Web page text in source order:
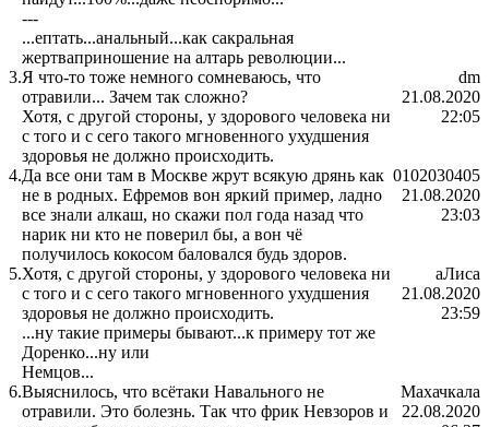
---
...ептать...анальный...как сакральная
жертваприношение на алтарь революции...
3.Я что-то тоже немного сомневаюсь, что
отравили... Зачем так сложно?
Хотя, с другой стороны, у здорового человека ни
с того и с сего такого мгновенного ухудшения
здоровья не должно происходить.
dm
21.08.2020
22:05
4.Да все они там в Москве жрут всякую дрянь как
не в родных. Ефремов вон яркий пример, ладно
все знали алкаш, но скажи пол года назад что
нарик ни кто не поверил бы, а вон чё
получилось кокосом баловался будь здоров.
0102030405
21.08.2020
23:03
5.Хотя, с другой стороны, у здорового человека ни
с того и с сего такого мгновенного ухудшения
здоровья не должно происходить.
...ну такие примеры бывают...к примеру тот же
Доренко...ну или
Немцов...
аЛиса
21.08.2020
23:59
6.Выяснилось, что всётаки Навального не
отравили. Это болезнь. Так что фрик Невзоров и
Махачкала
22.08.2020